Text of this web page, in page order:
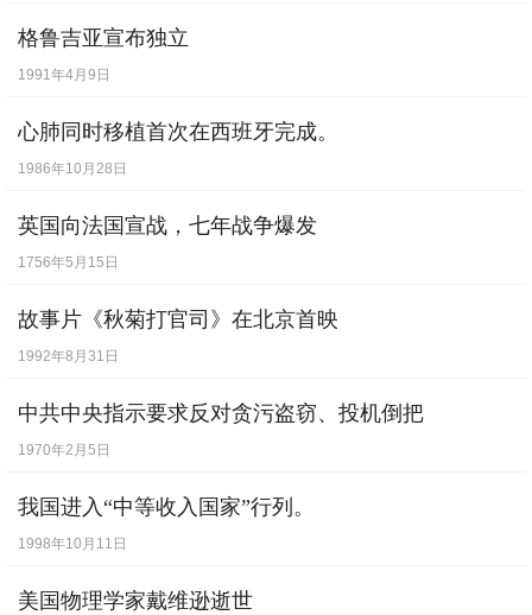
格鲁吉亚宣布独立
1991年4月9日
心肺同时移植首次在西班牙完成。
1986年10月28日
英国向法国宣战，七年战争爆发
1756年5月15日
故事片《秋菊打官司》在北京首映
1992年8月31日
中共中央指示要求反对贪污盗窃、投机倒把
1970年2月5日
我国进入“中等收入国家”行列。
1998年10月11日
美国物理学家戴维逊逝世